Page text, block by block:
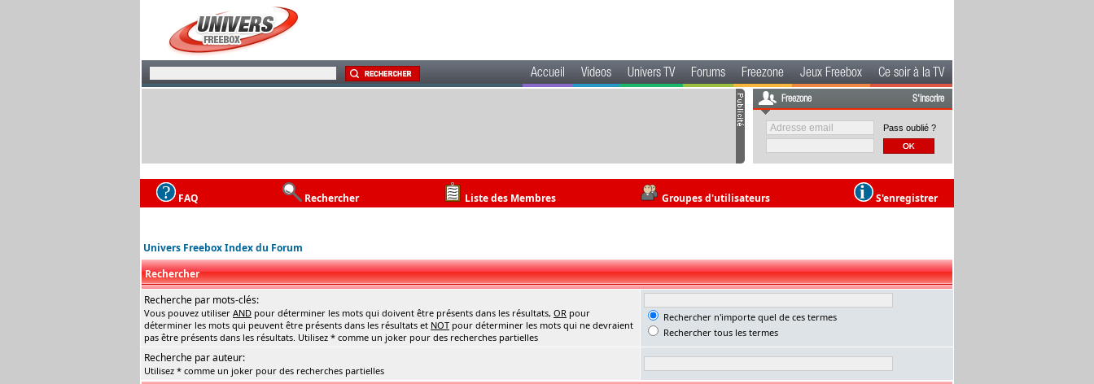
Accueil Videos Univers TV Forums Freezone Jeux Freebox Ce soir à la TV
Freezone S'inscrire
Pass oublié ?
FAQ Rechercher Liste des Membres Groupes d'utilisateurs S'enregistrer
Univers Freebox Index du Forum
Rechercher
Recherche par mots-clés:
Vous pouvez utiliser AND pour déterminer les mots qui doivent être présents dans les résultats, OR pour
déterminer les mots qui peuvent être présents dans les résultats et NOT pour déterminer les mots qui ne devraient
pas être présents dans les résultats. Utilisez * comme un joker pour des recherches partielles
Rechercher n'importe quel de ces termes
Rechercher tous les termes
Recherche par auteur:
Utilisez * comme un joker pour des recherches partielles